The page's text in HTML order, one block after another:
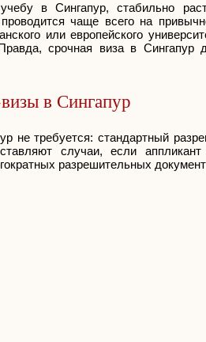
в Сингапур, стабильно
чаще всего на
или европейского
срочная виза в Сингапур
в Сингапур
не требуется: стандартный
случаи, если
разрешительных